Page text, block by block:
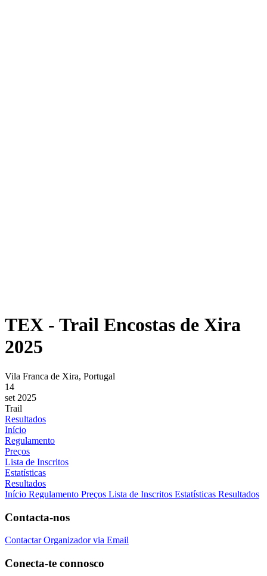
TEX - Trail Encostas de Xira
2025
Vila Franca de Xira, Portugal
14
set 2025
Trail
Resultados
Início
Regulamento
Preços
Lista de Inscritos
Estatísticas
Resultados
Início Regulamento Preços Lista de Inscritos Estatísticas Resultados
Contacta-nos
Contactar Organizador via Email
Conecta-te connosco